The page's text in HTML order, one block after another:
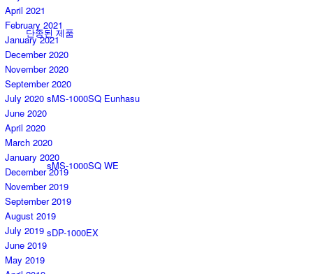
단종된 제품
sMS-1000SQ Eunhasu
sMS-1000SQ WE
sDP-1000EX
April 2021
February 2021
January 2021
December 2020
November 2020
September 2020
July 2020
June 2020
April 2020
March 2020
January 2020
December 2019
November 2019
September 2019
August 2019
July 2019
June 2019
May 2019